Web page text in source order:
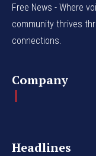
Free News - Where
community thrives
connections.
Company
Headlines